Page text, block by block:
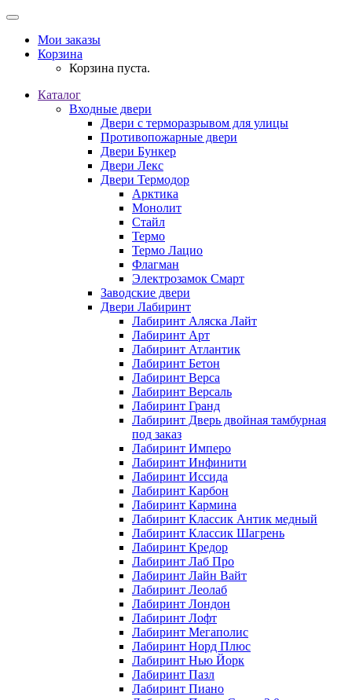
Мои заказы
Корзина
Корзина пуста.
Каталог
Входные двери
Двери с терморазрывом для улицы
Противопожарные двери
Двери Бункер
Двери Лекс
Двери Термодор
Арктика
Монолит
Стайл
Термо
Термо Лацио
Флагман
Электрозамок Смарт
Заводские двери
Двери Лабиринт
Лабиринт Аляска Лайт
Лабиринт Арт
Лабиринт Атлантик
Лабиринт Бетон
Лабиринт Верса
Лабиринт Версаль
Лабиринт Гранд
Лабиринт Дверь двойная тамбурная
под заказ
Лабиринт Имперо
Лабиринт Инфинити
Лабиринт Иссида
Лабиринт Карбон
Лабиринт Кармина
Лабиринт Классик Антик медный
Лабиринт Классик Шагрень
Лабиринт Кредор
Лабиринт Лаб Про
Лабиринт Лайн Вайт
Лабиринт Леолаб
Лабиринт Лондон
Лабиринт Лофт
Лабиринт Мегаполис
Лабиринт Норд Плюс
Лабиринт Нью Йорк
Лабиринт Пазл
Лабиринт Пиано